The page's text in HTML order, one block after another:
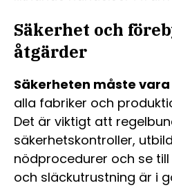
Säkerhet och
åtgärder
Säkerheten måste
alla fabriker och
Det är viktigt att
säkerhetskontroller,
nödprocedurer och se
och släckutrustning är i